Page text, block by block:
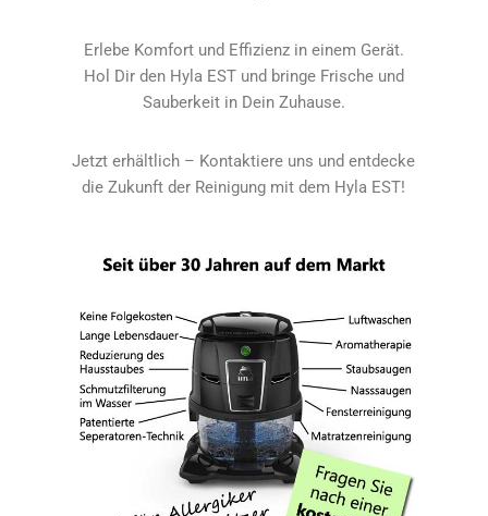
Erlebe Komfort und Effizienz in einem Gerät.
Hol Dir den Hyla EST und bringe Frische und
Sauberkeit in Dein Zuhause.
Jetzt erhältlich – Kontaktiere uns und entdecke
die Zukunft der Reinigung mit dem Hyla EST!